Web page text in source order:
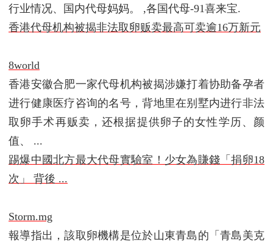
行业情况、国内代母妈妈。 ,各国代母-91喜来宝.
香港代母机构被揭非法取卵贩卖最高可卖逾16万新元
8world
香港安徽合肥一家代母机构被揭涉嫌打着协助备孕者
进行健康医疗咨询的名号，背地里在别墅内进行非法
取卵手术再贩卖，还根据提供卵子的女性学历、颜
值、 ...
踢爆中國北方最大代母實驗室！少女為賺錢「捐卵18
次」 背後 ...
Storm.mg
報導指出，該取卵機構是位於山東青島的「青島美克